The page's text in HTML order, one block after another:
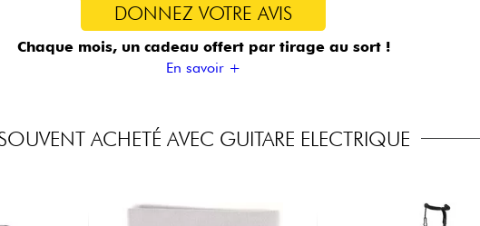
DONNEZ VOTRE AVIS
Chaque mois, un cadeau offert par tirage au sort !
En savoir +
ACHETÉ AVEC GUITARE ELECTRIQUE